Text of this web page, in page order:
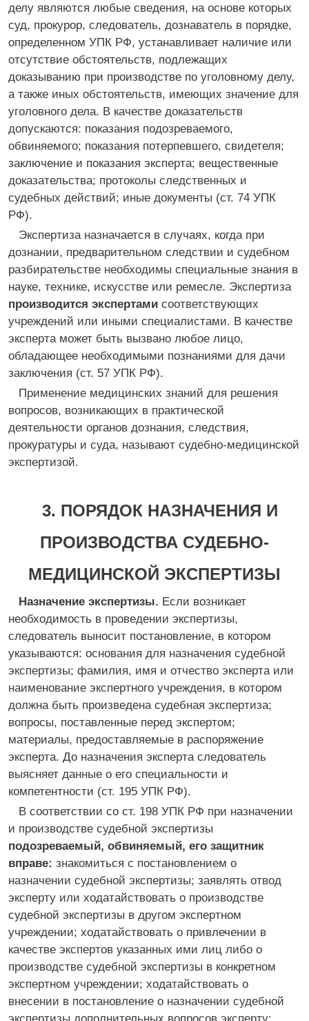
делу являются любые сведения, на основе которых
суд, прокурор, следователь, дознаватель в порядке,
определенном УПК РФ, устанавливает наличие или
отсутствие обстоятельств, подлежащих
доказыванию при производстве по уголовному делу,
а также иных обстоятельств, имеющих значение для
уголовного дела. В качестве доказательств
допускаются: показания подозреваемого,
обвиняемого; показания потерпевшего, свидетеля;
заключение и показания эксперта; вещественные
доказательства; протоколы следственных и
судебных действий; иные документы (ст. 74 УПК
РФ).
Экспертиза назначается в случаях, когда при
дознании, предварительном следствии и судебном
разбирательстве необходимы специальные знания в
науке, технике, искусстве или ремесле. Экспертиза
производится экспертами соответствующих
учреждений или иными специалистами. В качестве
эксперта может быть вызвано любое лицо,
обладающее необходимыми познаниями для дачи
заключения (ст. 57 УПК РФ).
Применение медицинских знаний для решения
вопросов, возникающих в практической
деятельности органов дознания, следствия,
прокуратуры и суда, называют судебно-медицинской
экспертизой.
3. ПОРЯДОК НАЗНАЧЕНИЯ И
ПРОИЗВОДСТВА СУДЕБНО-
МЕДИЦИНСКОЙ ЭКСПЕРТИЗЫ
Назначение экспертизы. Если возникает
необходимость в проведении экспертизы,
следователь выносит постановление, в котором
указываются: основания для назначения судебной
экспертизы; фамилия, имя и отчество эксперта или
наименование экспертного учреждения, в котором
должна быть произведена судебная экспертиза;
вопросы, поставленные перед экспертом;
материалы, предоставляемые в распоряжение
эксперта. До назначения эксперта следователь
выясняет данные о его специальности и
компетентности (ст. 195 УПК РФ).
В соответствии со ст. 198 УПК РФ при назначении
и производстве судебной экспертизы
подозреваемый, обвиняемый, его защитник
вправе: знакомиться с постановлением о
назначении судебной экспертизы; заявлять отвод
эксперту или ходатайствовать о производстве
судебной экспертизы в другом экспертном
учреждении; ходатайствовать о привлечении в
качестве экспертов указанных ими лиц либо о
производстве судебной экспертизы в конкретном
экспертном учреждении; ходатайствовать о
внесении в постановление о назначении судебной